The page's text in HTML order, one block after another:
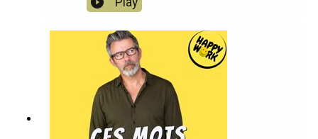
moins de 2 minutes, l'épisode d'hier est résumé
!!!!NOUVEAU : retrouvez moi sur WhatsApp sur la
chaîne Happy Work... pas de spam, c'est gratuit et
il n'y a que du feelgood !!! :
https://whatsapp.com/channel/0029VbBSSbM6B
IEm0yskHH2gEt pour retrouver tous mes
contenus, tests, articles, vidéos : cliquez ici